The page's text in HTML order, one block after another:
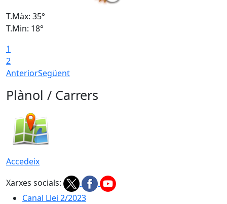
T.Màx: 35°
T.Min: 18°
1
2
AnteriorSegüent
Plànol / Carrers
Accedeix
Xarxes socials:
Canal Llei 2/2023